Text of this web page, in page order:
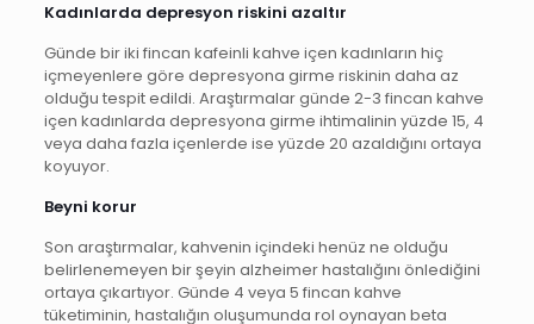
Kadınlarda depresyon riskini azaltır
Günde bir iki fincan kafeinli kahve içen kadınların hiç
içmeyenlere göre depresyona girme riskinin daha az
olduğu tespit edildi. Araştırmalar günde 2-3 fincan kahve
içen kadınlarda depresyona girme ihtimalinin yüzde 15, 4
veya daha fazla içenlerde ise yüzde 20 azaldığını ortaya
koyuyor.
Beyni korur
Son araştırmalar, kahvenin içindeki henüz ne olduğu
belirlenemeyen bir şeyin alzheimer hastalığını önlediğini
ortaya çıkartıyor. Günde 4 veya 5 fincan kahve
tüketiminin, hastalığın oluşumunda rol oynayan beta